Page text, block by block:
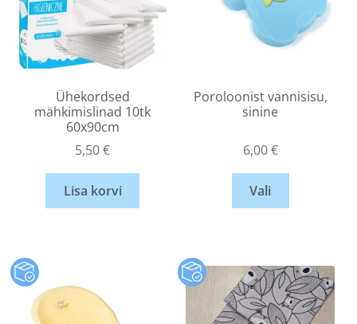
Ühekordsed
mähkimislinad 10tk
60x90cm
5,50€
Lisa korvi
Poroloonist vannisisu,
sinine
6,00€
Vali